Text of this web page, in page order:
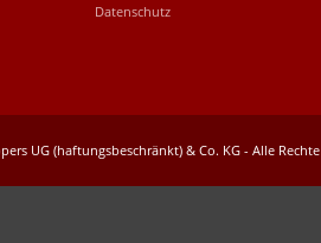
Datenschutz
UG (haftungsbeschränkt) & Co. KG - Alle